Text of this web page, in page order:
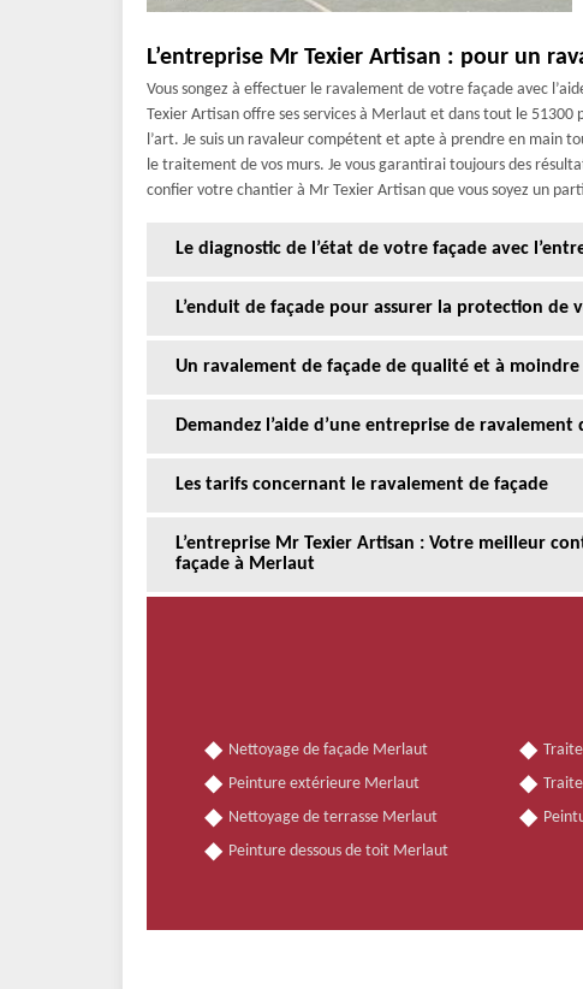
L’entreprise Mr Texier Artisan : pour un
Vous songez à effectuer le ravalement de votre façade avec
Texier Artisan offre ses services à Merlaut et dans tout le
l’art. Je suis un ravaleur compétent et apte à prendre en main
le traitement de vos murs. Je vous garantirai toujours des
confier votre chantier à Mr Texier Artisan que vous soyez un
Le diagnostic de l’état de votre façade avec
L’enduit de façade pour assurer la protection de
Un ravalement de façade de qualité et à
Demandez l’aide d’une entreprise de
Les tarifs concernant le ravalement de façade
L’entreprise Mr Texier Artisan : Votre meilleur
façade à Merlaut
Nettoyage de façade Merlaut
Peinture extérieure Merlaut
Nettoyage de terrasse Merlaut
Peinture dessous de toit Merlaut